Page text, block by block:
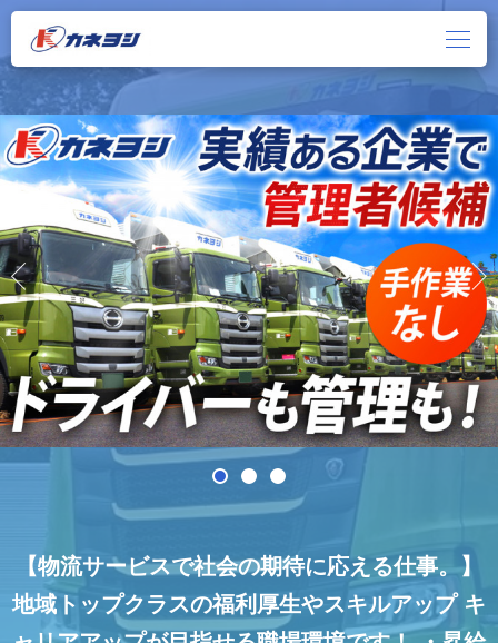
【物流サービスで社会の期待に応える仕事。】
地域トップクラスの福利厚生やスキルアップキ